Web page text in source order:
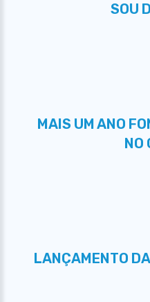
SOU
MAIS UM ANO
NO
LANÇAMENTO